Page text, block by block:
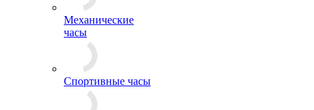
Механические
часы
Спортивные часы